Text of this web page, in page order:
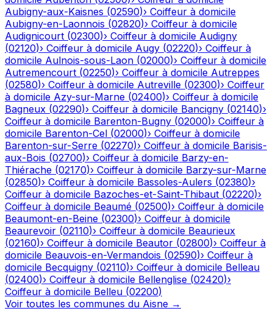
Aubigny-aux-Kaisnes (02590)› Coiffeur à domicile
Aubigny-en-Laonnois (02820)› Coiffeur à domicile
Audignicourt (02300)› Coiffeur à domicile Audigny
(02120)› Coiffeur à domicile Augy (02220)› Coiffeur à
domicile Aulnois-sous-Laon (02000)› Coiffeur à domicile
Autremencourt (02250)› Coiffeur à domicile Autreppes
(02580)› Coiffeur à domicile Autreville (02300)› Coiffeur
à domicile Azy-sur-Marne (02400)› Coiffeur à domicile
Bagneux (02290)› Coiffeur à domicile Bancigny (02140)›
Coiffeur à domicile Barenton-Bugny (02000)› Coiffeur à
domicile Barenton-Cel (02000)› Coiffeur à domicile
Barenton-sur-Serre (02270)› Coiffeur à domicile Barisis-
aux-Bois (02700)› Coiffeur à domicile Barzy-en-
Thiérache (02170)› Coiffeur à domicile Barzy-sur-Marne
(02850)› Coiffeur à domicile Bassoles-Aulers (02380)›
Coiffeur à domicile Bazoches-et-Saint-Thibaut (02220)›
Coiffeur à domicile Beaumé (02500)› Coiffeur à domicile
Beaumont-en-Beine (02300)› Coiffeur à domicile
Beaurevoir (02110)› Coiffeur à domicile Beaurieux
(02160)› Coiffeur à domicile Beautor (02800)› Coiffeur à
domicile Beauvois-en-Vermandois (02590)› Coiffeur à
domicile Becquigny (02110)› Coiffeur à domicile Belleau
(02400)› Coiffeur à domicile Bellenglise (02420)›
Coiffeur à domicile Belleu (02200)
Voir toutes les communes du Aisne →